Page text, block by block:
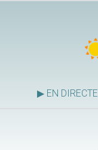
▶ EN DIRECTE